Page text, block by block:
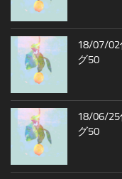
18/07/
グ50
18/06/
グ50